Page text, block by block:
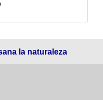
la naturaleza